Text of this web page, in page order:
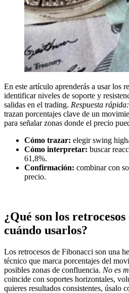
En este artículo aprenderás a usar los
identificar niveles de soporte y
salidas en el trading. Respuesta rápida:
trazan porcentajes clave de un
para señalar zonas donde el precio
Cómo trazar: elegir swing
Cómo interpretar: buscar
61,8%.
Confirmación: combinar con
precio.
¿Qué son los
cuándo usarlos?
Los retrocesos de Fibonacci son una
técnico que marca porcentajes del
posibles zonas de confluencia. No es
coincide con soportes horizontales,
quieres resultados consistentes, úsalo